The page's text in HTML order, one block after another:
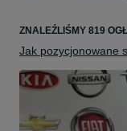
ZNALEŹLIŚMY 819
Jak pozycjonowane